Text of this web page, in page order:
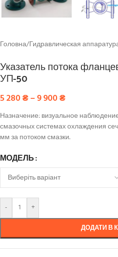
Головна/Гидравлическая
Указатель потока
УП-50
5 280₴–9 900₴
Назначение: визуальное
смазочных системах охлаждения
мм за потоком смазки.
МОДЕЛЬ
- +
ДОДАТИ В